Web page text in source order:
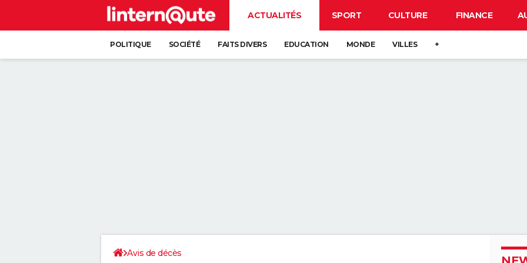
ACTUALITÉS SPORT CULTURE FINANCE
POLITIQUE SOCIÉTÉ FAITS DIVERS EDUCATION MONDE VILLES +
Avis de décès